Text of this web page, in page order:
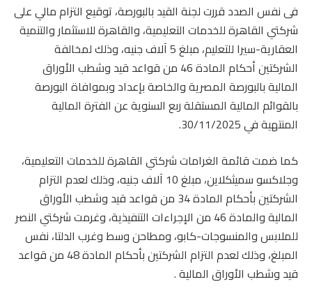
فى نفس الصدد قررت لجنة القيد بالبورصة، توقيع التزام مالي على
شركتي القاهرة للخدمات التعليمية، والقاهرة للاستثمار والتنمية
العقارية-سيرا للتعليم، مبلغ 5 آلاف جنيه، وذلك لمخالفة
الشركتين أحكام المادة 46 من قواعد قيد وشطب الأوراق
المالية بالبورصة المصرية والخاصة بإعداد وبموافاة البورصة
بالقوائم المالية المستقلة ربع السنوية عن الفترة المالية
المنتهية في 30/11/2025.
كما ضمت قائمة الغرامات شركتي القاهرة للخدمات التعليمية،
وجلاكسو سميثكلاين، مبلغ 10 آلاف جنيه، وذلك لعدم التزام
الشركتين بأحكام المادة 34 من قواعد قيد وشطب الأوراق
المالية والمادة 46 من الإجراءات التنفيذية، وغرمت شركتي النصر
للملابس والمنسوجات-كابو، ومطاحن وسط وغرب الدلتا، نفس
المبلغ، وذلك لعدم التزام الشركتين بأحكام المادة 48 من قواعد
قيد وشطب الأوراق المالية .